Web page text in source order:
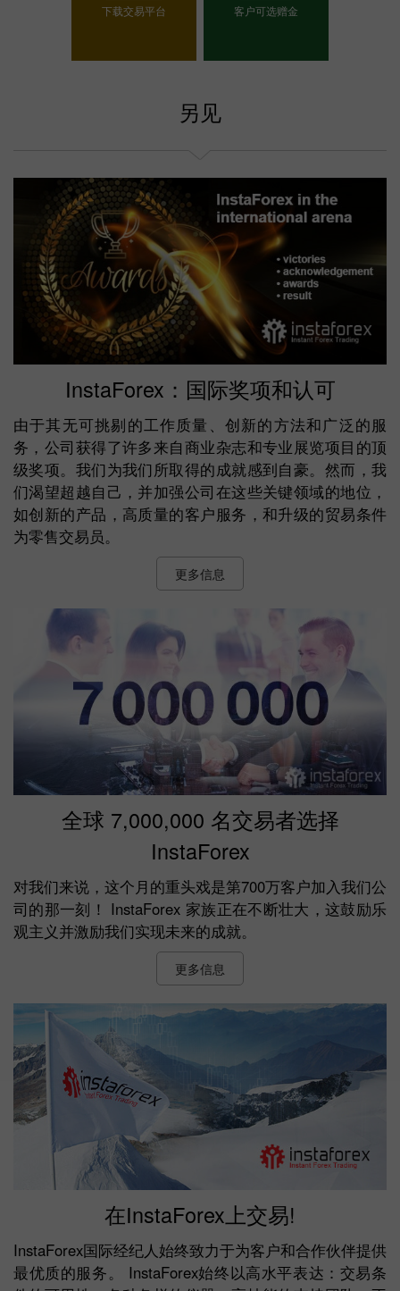
下载交易平台 客户可选赠金
另见
InstaForex：国际奖项和认可
由于其无可挑剔的工作质量、创新的方法和广泛的服
务，公司获得了许多来自商业杂志和专业展览项目的顶
级奖项。我们为我们所取得的成就感到自豪。然而，我
们渴望超越自己，并加强公司在这些关键领域的地位，
如创新的产品，高质量的客户服务，和升级的贸易条件
为零售交易员。
更多信息
全球 7,000,000 名交易者选择
InstaForex
对我们来说，这个月的重头戏是第700万客户加入我们公
司的那一刻！ InstaForex 家族正在不断壮大，这鼓励乐
观主义并激励我们实现未来的成就。
更多信息
在InstaForex上交易!
InstaForex国际经纪人始终致力于为客户和合作伙伴提供
最优质的服务。 InstaForex始终以高水平表达：交易条